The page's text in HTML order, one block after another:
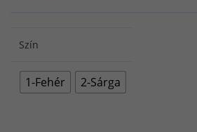
Szín
1-Fehér 2-Sárga